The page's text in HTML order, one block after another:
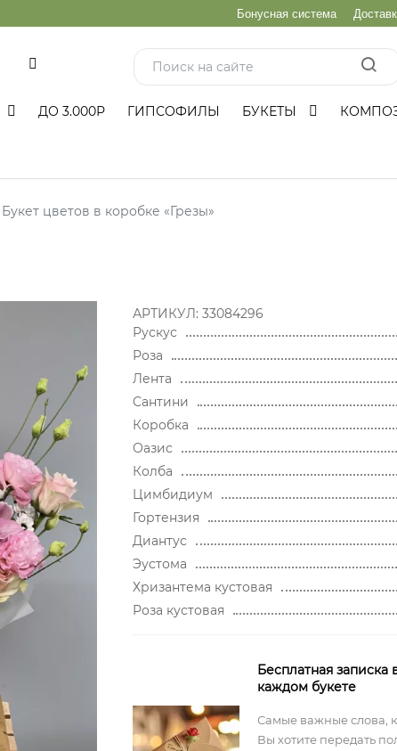
Бонусная система
ДО 3.000Р ГИПСОФИЛЫ БУКЕТЫ
Букет цветов в коробке «Грезы»
АРТИКУЛ: 33084296
Рускус
Роза
Лента
Сантини
Коробка
Оазис
Колба
Цимбидиум
Гортензия
Диантус
Эустома
Хризантема кустовая
Роза кустовая
Бесплатная записка
каждом букете
Самые важные слова,
Вы хотите передать